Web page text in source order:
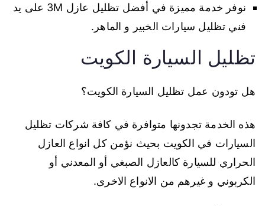
نوفر خدمة مميزة في أفضل تظليل عازل 3M على يد
فني تظليل سيارات الخبير و الماهر.
تظليل السيارة الكويت
هل تودون عمل تظليل السيارة الكويت؟
هذه الخدمة تجدونها متوافرة في كافة شركات تظليل
السيارات في الكويت بحيث نؤمن كل انواع العازل
الحراري للسيارة كالعازل الصبغي أو المعدني أو
الكربوني و غيرهم من الانواع الاخرى.